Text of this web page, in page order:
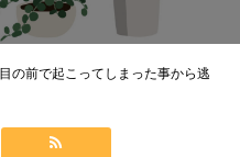
目の前で起こってしまった事から逃